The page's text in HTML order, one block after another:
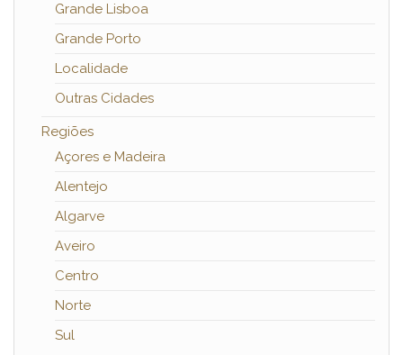
Grande Lisboa
Grande Porto
Localidade
Outras Cidades
Regiões
Açores e Madeira
Alentejo
Algarve
Aveiro
Centro
Norte
Sul